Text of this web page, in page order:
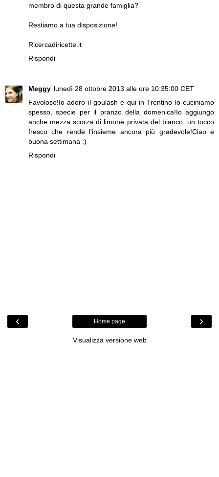
membro di questa grande famiglia?
Restiamo a tua disposizione!
Ricercadiricette.it
Rispondi
Meggy lunedì 28 ottobre 2013 alle ore 10:35:00 CET
Favoloso!Io adoro il goulash e qui in Trentino lo cuciniamo
spesso, specie per il pranzo della domenica!Io aggiungo
anche mezza scorza di limone privata del bianco, un tocco
fresco che rende l'insieme ancora più gradevole!Ciao e
buona settimana :)
Rispondi
‹ ›
Home page
Visualizza versione web